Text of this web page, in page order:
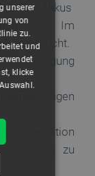
Li-Ion-Akkus
: Im
verbraucht.
zu
unserer
von
zu.
und
klicke